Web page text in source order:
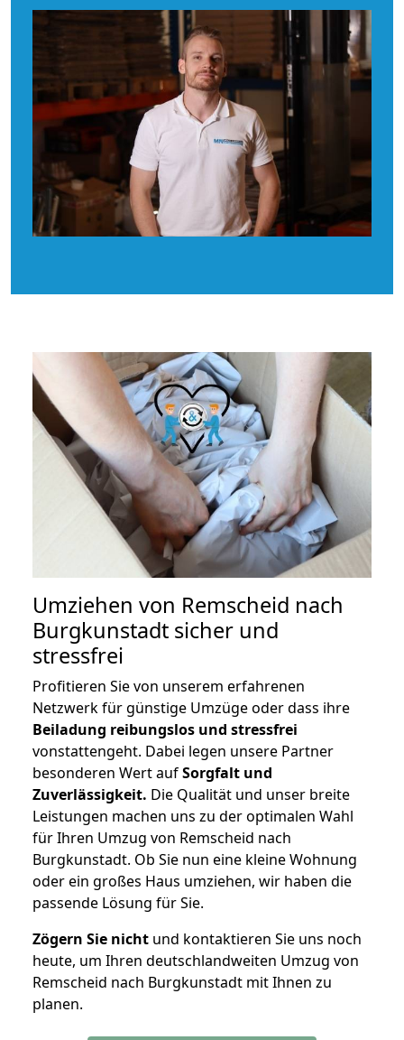
Umziehen von Remscheid nach
Burgkunstadt sicher und
stressfrei
Profitieren Sie von unserem erfahrenen
Netzwerk für günstige Umzüge oder dass ihre
Beiladung reibungslos und stressfrei
vonstattengeht. Dabei legen unsere Partner
besonderen Wert aufSorgfalt und
Zuverlässigkeit. Die Qualität und unser breite
Leistungen machen uns zu der optimalen Wahl
für Ihren Umzug von Remscheid nach
Burgkunstadt. Ob Sie nun eine kleine Wohnung
oder ein großes Haus umziehen, wir haben die
passende Lösung für Sie.
Zögern Sie nicht und kontaktieren Sie uns noch
heute, um Ihren deutschlandweiten Umzug von
Remscheid nach Burgkunstadt mit Ihnen zu
planen.